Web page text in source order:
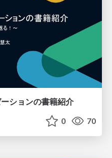
ションの書籍紹介
0 70